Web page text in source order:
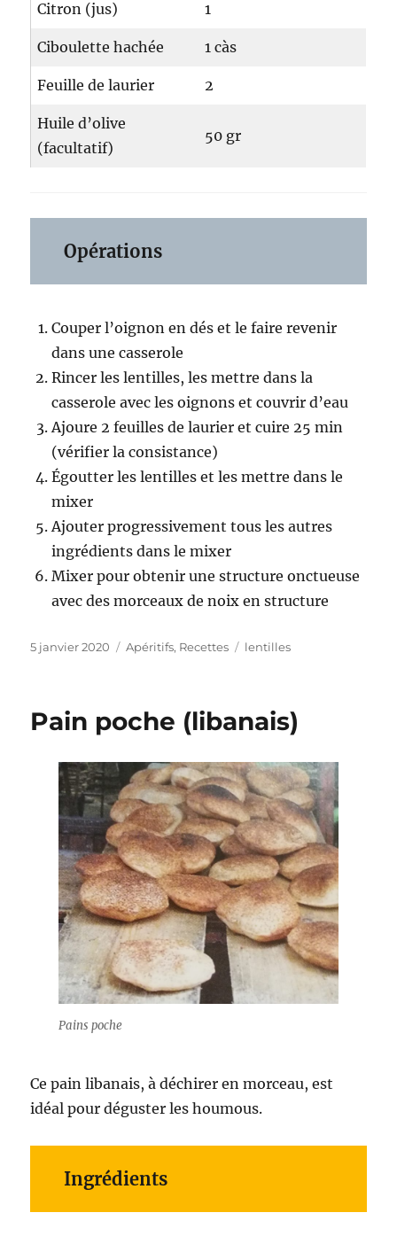
Citron (jus) 1
Ciboulette hachée 1 càs
Feuille de laurier 2
Huile d’olive
(facultatif)
50 gr
Opérations
Couper l’oignon en dés et le faire revenir
dans une casserole
Rincer les lentilles, les mettre dans la
casserole avec les oignons et couvrir d’eau
Ajoure 2 feuilles de laurier et cuire 25 min
(vérifier la consistance)
Égoutter les lentilles et les mettre dans le
mixer
Ajouter progressivement tous les autres
ingrédients dans le mixer
Mixer pour obtenir une structure onctueuse
avec des morceaux de noix en structure
Publié
5 janvier 2020 Catégories
Apéritifs, Recettes Étiquettes
lentilles
Pain poche (libanais)
Pains poche
Ce pain libanais, à déchirer en morceau, est
idéal pour déguster les houmous.
Ingrédients